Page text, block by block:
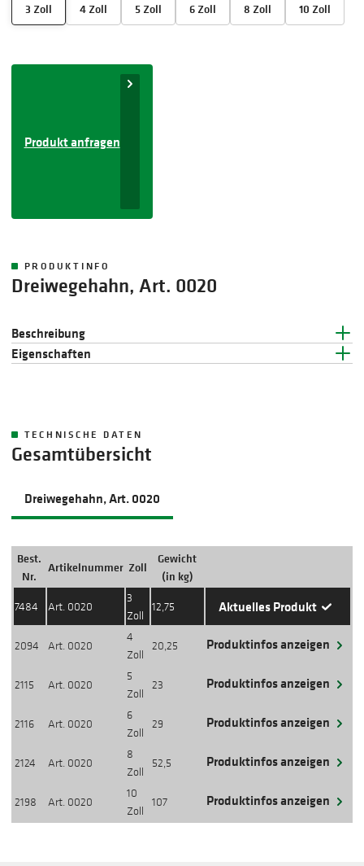
3 Zoll 4 Zoll 5 Zoll 6 Zoll 8 Zoll 10 Zoll
Produkt anfragen
PRODUKTINFO
Dreiwegehahn, Art. 0020
Beschreibung
Eigenschaften
TECHNISCHE DATEN
Gesamtübersicht
Dreiwegehahn, Art. 0020
Best.
Nr.
Artikelnummer Zoll
Gewicht
(in kg)
7484 Art. 0020
3
Zoll
12,75 Aktuelles Produkt
2094 Art. 0020
4
Zoll
20,25 Produktinfos anzeigen
2115 Art. 0020
5
Zoll
23 Produktinfos anzeigen
2116 Art. 0020
6
Zoll
29 Produktinfos anzeigen
2124 Art. 0020
8
Zoll
52,5 Produktinfos anzeigen
2198 Art. 0020
10
Zoll
107 Produktinfos anzeigen